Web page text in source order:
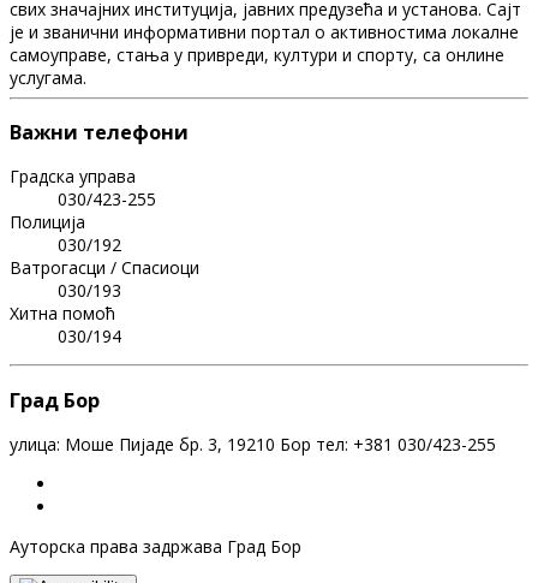
свих значајних институција, јавних предузећа и установа. Сајт
је и званични информативни портал о активностима локалне
самоуправе, стања у привреди, култури и спорту, са онлине
услугама.
Важни телефони
Градска управа
030/423-255
Полиција
030/192
Ватрогасци / Спасиоци
030/193
Хитна помоћ
030/194
Град Бор
улица: Моше Пијаде бр. 3, 19210 Бор тел: +381 030/423-255
Ауторска права задржава Град Бор